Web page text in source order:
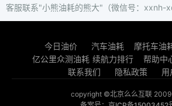
客服联系"小熊油耗的熊大"（微信号：xxnh-
今日油价 汽车油耗 摩托车油
亿公里众测油耗 续航力排行 帮助中
联系我们
隐私政策 用
copyright ©北京么么互联